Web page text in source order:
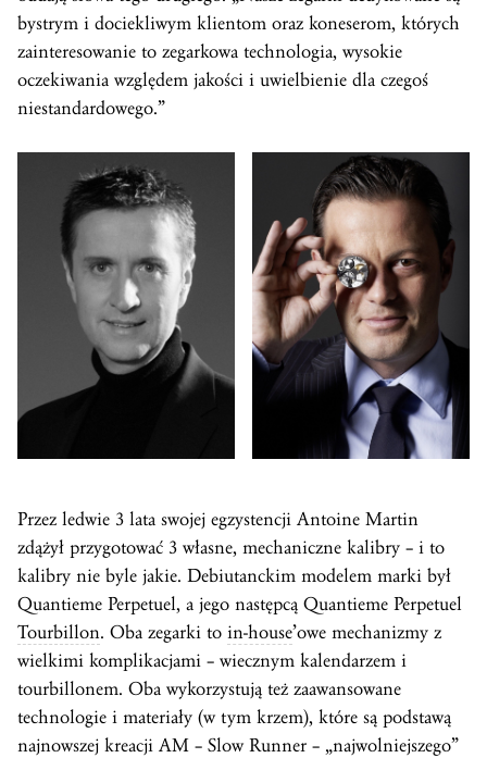
bystrym i dociekliwym klientom oraz koneserom, których
zainteresowanie to zegarkowa technologia, wysokie
oczekiwania względem jakości i uwielbienie dla czegoś
niestandardowego.”
Przez ledwie 3 lata swojej egzystencji Antoine Martin
zdążył przygotować 3 własne, mechaniczne kalibry – i to
kalibry nie byle jakie. Debiutanckim modelem marki był
Quantieme Perpetuel, a jego następcą Quantieme Perpetuel
Tourbillon. Oba zegarki to in-house’owe mechanizmy z
wielkimi komplikacjami – wiecznym kalendarzem i
tourbillonem. Oba wykorzystują też zaawansowane
technologie i materiały (w tym krzem), które są podstawą
najnowszej kreacji AM – Slow Runner – „najwolniejszego”